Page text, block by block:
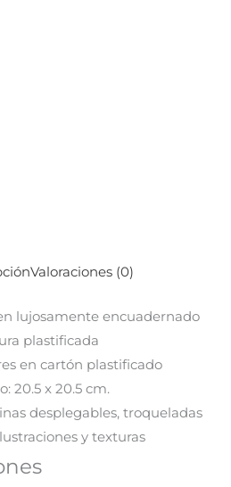
Valoraciones (0)
lujosamente encuadernado
plastificada
en cartón plastificado
20.5 x 20.5 cm.
desplegables, troqueladas
y texturas